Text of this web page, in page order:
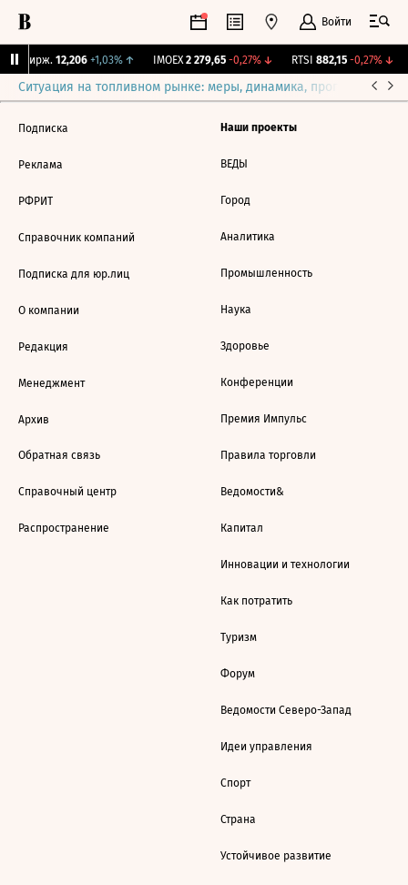
Войти
Бирж. 12,206 +1,03%↑ IMOEX 2 279,65 -0,27%↓ RTSI 882,15 -0,27%↓
Ситуация на топливном рынке: меры, динамика, прогнозы
Подписка
Реклама
РФРИТ
Справочник компаний
Подписка для юр.лиц
О компании
Редакция
Менеджмент
Архив
Обратная связь
Справочный центр
Распространение
Наши проекты
ВЕДЫ
Город
Аналитика
Промышленность
Наука
Здоровье
Конференции
Премия Импульс
Правила торговли
Ведомости&
Капитал
Инновации и технологии
Как потратить
Туризм
Форум
Ведомости Северо-Запад
Идеи управления
Спорт
Страна
Устойчивое развитие